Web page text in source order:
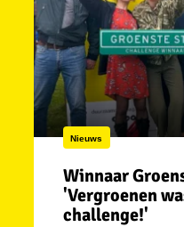
Nieuws
Winnaar
'Vergroenen
challenge!'